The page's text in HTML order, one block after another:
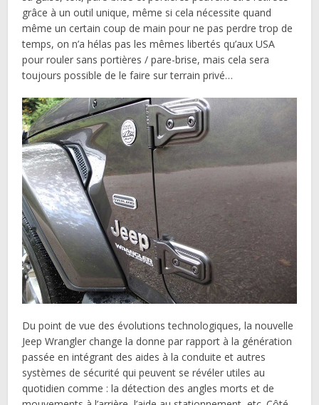
grâce à un outil unique, même si cela nécessite quand
même un certain coup de main pour ne pas perdre trop de
temps, on n’a hélas pas les mêmes libertés qu’aux USA
pour rouler sans portières / pare-brise, mais cela sera
toujours possible de le faire sur terrain privé…
Du point de vue des évolutions technologiques, la nouvelle
Jeep Wrangler change la donne par rapport à la génération
passée en intégrant des aides à la conduite et autres
systèmes de sécurité qui peuvent se révéler utiles au
quotidien comme : la détection des angles morts et de